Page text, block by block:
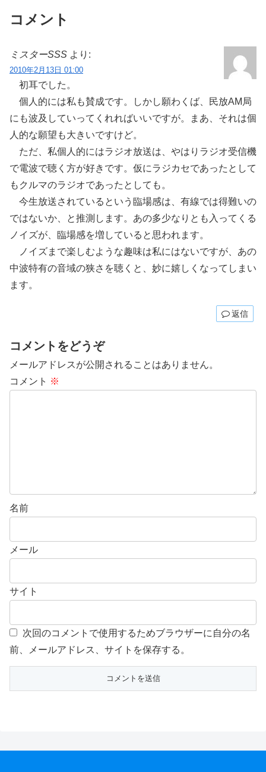
コメント
ミスターSSS より:
2010年2月13日 01:00
初耳でした。
個人的には私も賛成です。しかし願わくば、民放AM局
にも波及していってくれればいいですが。まあ、それは個
人的な願望も大きいですけど。
ただ、私個人的にはラジオ放送は、やはりラジオ受信機
で電波で聴く方が好きです。仮にラジカセであったとして
もクルマのラジオであったとしても。
今生放送されているという臨場感は、有線では得難いの
ではないか、と推測します。あの多少なりとも入ってくる
ノイズが、臨場感を増していると思われます。
ノイズまで楽しむような趣味は私にはないですが、あの
中波特有の音域の狭さを聴くと、妙に嬉しくなってしまい
ます。
返信
コメントをどうぞ
メールアドレスが公開されることはありません。
コメント ※
名前
メール
サイト
次回のコメントで使用するためブラウザーに自分の名
前、メールアドレス、サイトを保存する。